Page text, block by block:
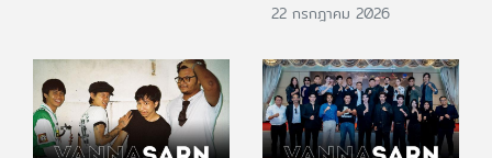
22 กรกฎาคม 2026